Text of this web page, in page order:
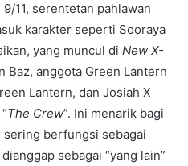
11, serentetan pahlawan
karakter seperti Sooraya
yang muncul di New X-
Baz, anggota Green Lantern
Lantern, dan Josiah X
The Crew”. Ini menarik bagi
sering berfungsi sebagai
sebagai “yang lain”